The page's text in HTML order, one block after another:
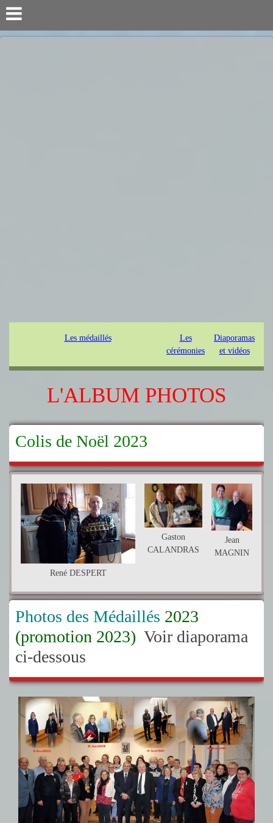
Les médaillés
Les
cérémonies
Diaporamas
et vidéos
L'ALBUM PHOTOS
Colis de Noël 2023
René DESPERT
Gaston
CALANDRAS
Jean
MAGNIN
Photos des Médaillés 2023
(promotion 2023) Voir diaporama
ci-dessous